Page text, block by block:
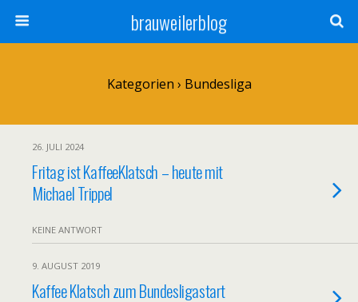
brauweilerblog
Kategorien › Bundesliga
26. JULI 2024
Fritag ist KaffeeKlatsch – heute mit
Michael Trippel
KEINE ANTWORT
9. AUGUST 2019
Kaffee Klatsch zum Bundesligastart